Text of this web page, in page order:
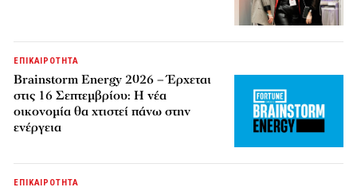
ΕΠΙΚΑΙΡΟΤΗΤΑ
Brainstorm Energy 2026 – Έρχεται
στις 16 Σεπτεμβρίου: Η νέα
οικονομία θα χτιστεί πάνω στην
ενέργεια
ΕΠΙΚΑΙΡΟΤΗΤΑ